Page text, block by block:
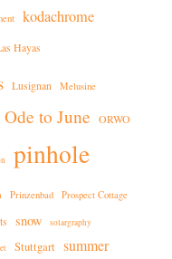
kodachrome
Hayas
Lusignan Melusine
Ode to June ORWO
pinhole
Prinzenbad Prospect Cottage
snow solargraphy
Stuttgart summer